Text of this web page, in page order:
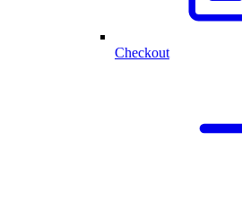
Checkout